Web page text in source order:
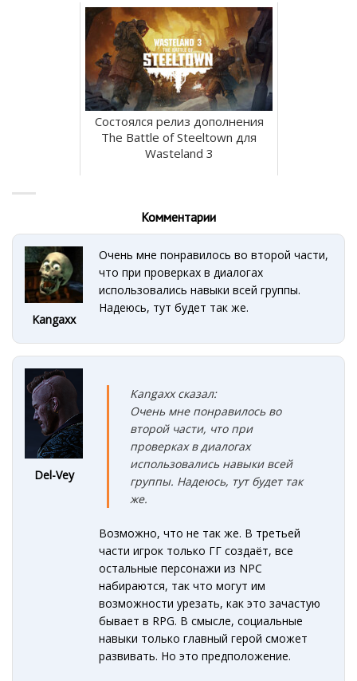
Состоялся релиз дополнения
The Battle of Steeltown для
Wasteland 3
Комментарии
Kangaxx
Очень мне понравилось во второй части,
что при проверках в диалогах
использовались навыки всей группы.
Надеюсь, тут будет так же.
Del-Vey
Kangaxx сказал:
Очень мне понравилось во
второй части, что при
проверках в диалогах
использовались навыки всей
группы. Надеюсь, тут будет так
же.
Возможно, что не так же. В третьей
части игрок только ГГ создаёт, все
остальные персонажи из NPC
набираются, так что могут им
возможности урезать, как это зачастую
бывает в RPG. В смысле, социальные
навыки только главный герой сможет
развивать. Но это предположение.